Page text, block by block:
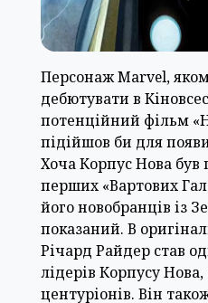
Персонаж Marvel,
дебютувати в
потенційний фільм
підійшов би для
Хоча Корпус Нова був
перших «Вартових
його новобранців із
показаний. В
Річард Райдер став
лідерів Корпусу
центуріонів. Він